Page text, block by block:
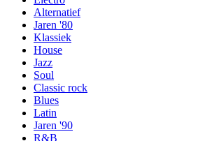
Alternatief
Jaren '80
Klassiek
House
Jazz
Soul
Classic rock
Blues
Latin
Jaren '90
R&B